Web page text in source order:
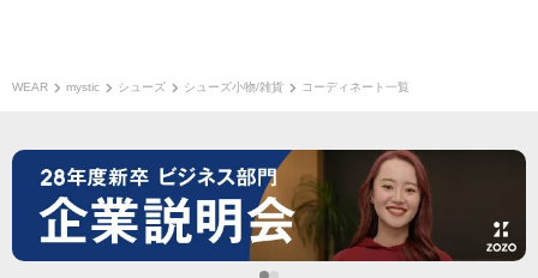
WEAR mystic シューズ シューズ小物/雑貨 コーディネート一覧